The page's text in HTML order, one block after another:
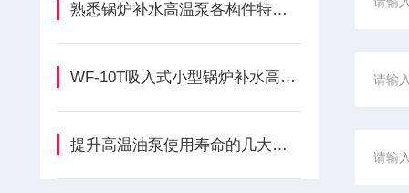
熟悉锅炉补水高温泵各构件特性维持锅炉水循环系统正常工况
WF-10T吸入式小型锅炉补水高温热水循环泵满足多样需求
提升高温油泵使用寿命的几大注意要点